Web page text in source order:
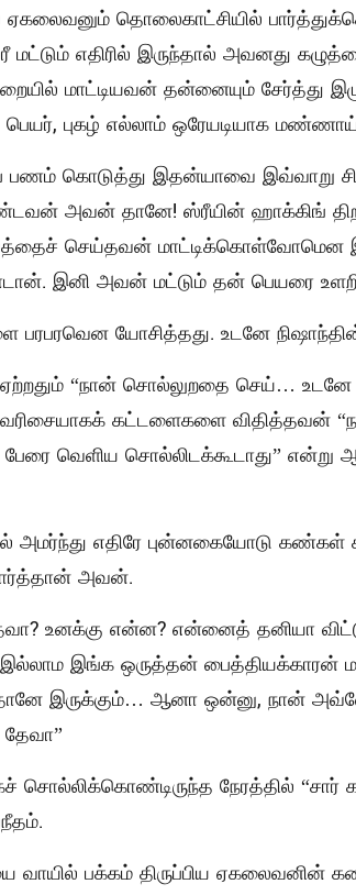
தொலைகாட்சியில்
மட்டும் எதிரில் இருந்தால் அவனது
மாட்டியவன் தன்னையும் சேர்த்து
பெயர், புகழ் எல்லாம் ஒரேயடியாக
பணம் கொடுத்து இதன்யாவை இவ்வாறு
அவன் தானே! ஸ்ரீயின் ஹாக்கிங்
செய்தவன் மாட்டிக்கொள்வோமென
இனி அவன் மட்டும் தன் பெயரை
யோசித்தது. உடனே
“நான் சொல்லுறதை செய்…
கட்டளைகளை விதித்தவன்
வெளிய சொல்லிடக்கூடாது” என்று
அமர்ந்து எதிரே புன்னகையோடு கண்கள்
அவன்.
தேவா? உனக்கு என்ன? என்னைத் தனியா
இங்க ஒருத்தன் பைத்தியக்காரன்
தானே இருக்கும்… ஆனா ஒன்னு, நான்
நேரத்தில் “சார்
வாயில் பக்கம் திருப்பிய ஏகலைவனின்